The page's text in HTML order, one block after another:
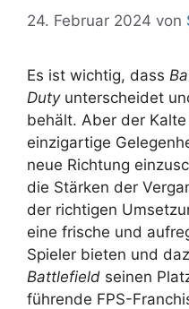
24. Februar 2024 von
Es ist wichtig, dass
Dutyunterscheidet
behält. Aber der
einzigartige
neue Richtung
die Stärken der
der richtigen
eine frische und
Spieler bieten und
Battlefield seinen
führende FPS-